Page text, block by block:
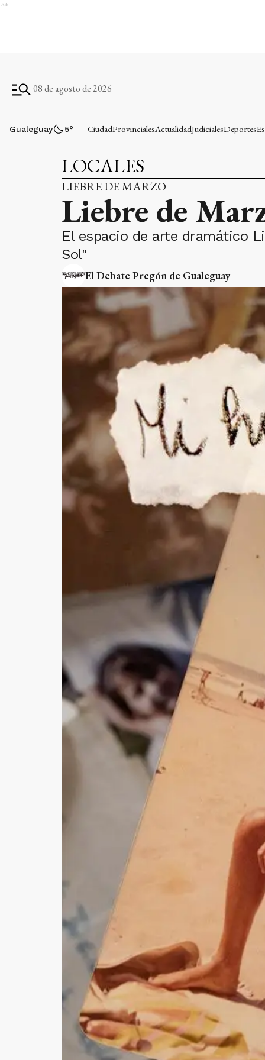
Ads
08 de agosto de 2026
Gualeguay 5° CiudadProvincialesActualidadJudicialesDeportes
LOCALES
LIEBRE DE MARZO
Liebre de
El espacio de arte dramático
Sol"
El Debate Pregón de Gualeguay